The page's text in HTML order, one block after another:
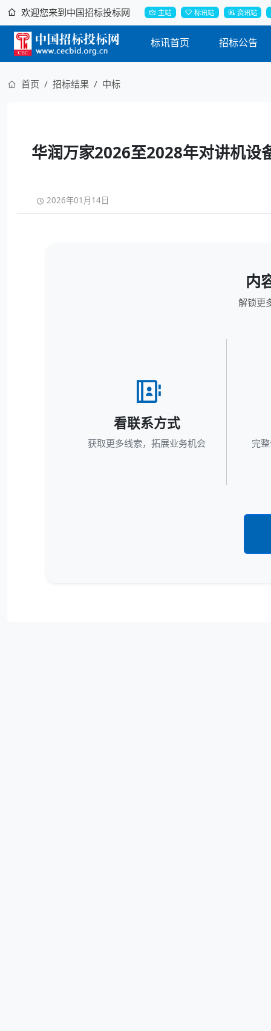
欢迎您来到中国招标投标网 主站 标讯站 资讯站
标讯首页 招标公告
首页 招标结果 中标
华润万家2026至2028年对讲机设
2026年01月14日
内
解锁更
看联系方式
获取更多线索，拓展业务机会 完